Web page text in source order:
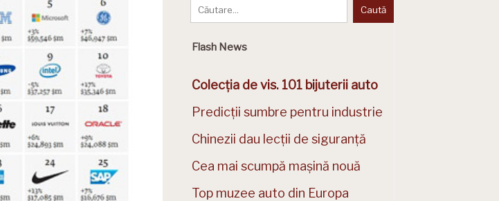
Flash News
Colecția de vis. 101 bijuterii auto
Predicții sumbre pentru industrie
Chinezii dau lecții de siguranță
Cea mai scumpă mașină nouă
Top muzee auto din Europa